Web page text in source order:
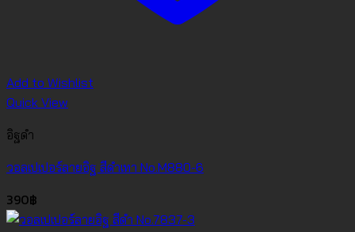
Add to Wishlist
Quick View
อิฐดำ
วอลเปเปอร์ลายอิฐ สีดำเทา No.M880-6
390฿